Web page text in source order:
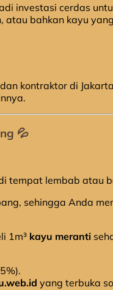
investasi cerdas
bahkan kayu
kontraktor di
💦
tempat lembab atau
sehingga Anda
1m³ kayu meranti
yang terbuka